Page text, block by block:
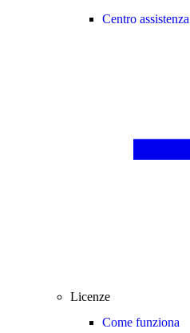
Centro assistenza
Licenze
Come funziona